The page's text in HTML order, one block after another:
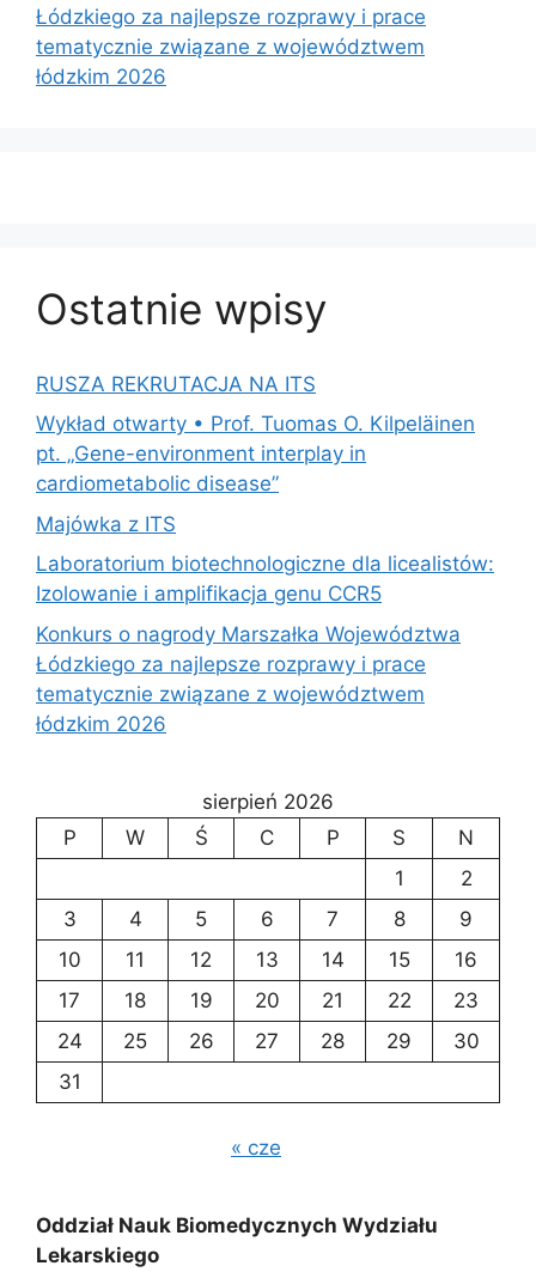
Łódzkiego za najlepsze rozprawy i prace
tematycznie związane z województwem
łódzkim 2026
Ostatnie wpisy
RUSZA REKRUTACJA NA ITS
Wykład otwarty • Prof. Tuomas O. Kilpeläinen
pt. „Gene-environment interplay in
cardiometabolic disease”
Majówka z ITS
Laboratorium biotechnologiczne dla licealistów:
Izolowanie i amplifikacja genu CCR5
Konkurs o nagrody Marszałka Województwa
Łódzkiego za najlepsze rozprawy i prace
tematycznie związane z województwem
łódzkim 2026
sierpień 2026
P
W Ś C P S
N
1
2
3
4 5 6 7 8
9
10
11 12 13 14 15
16
17
18 19 20 21 22
23
24
25 26 27 28 29
30
31
« cze
Oddział Nauk Biomedycznych Wydziału
Lekarskiego